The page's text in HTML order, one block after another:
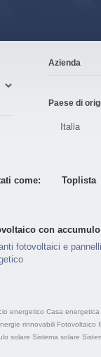
Azienda
Paese di
come: Toplista
con accumulo
fotovoltaici e
energetico Casa energetica
rinnovabili Fotovoltaico
solare Sistema solare